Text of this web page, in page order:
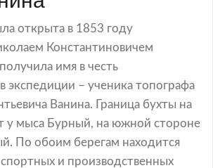
открыта в 1853 году
Константиновичем
имя в честь
экспедиции – ученика топографа
Ванина. Граница бухты на
у мыса Бурный, на южной стороне
По обоим берегам находится
и производственных